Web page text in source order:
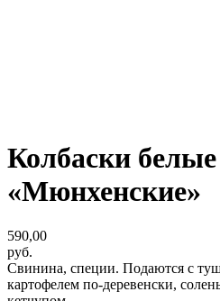
Колбаски белые
«Мюнхенские»
590,00
руб.
Свинина, специи. Подаются с
картофелем по-деревенски,